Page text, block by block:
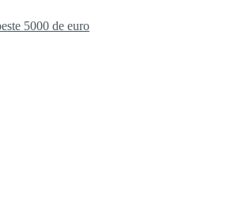
5000 de euro